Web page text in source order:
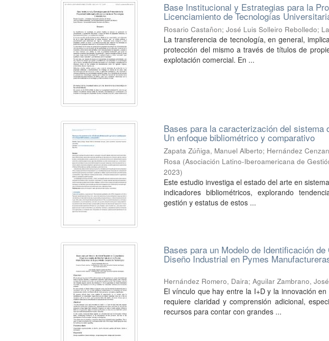
Base Institucional y Estrategias para la
Licenciamiento de Tecnologías
Rosario Castañon;José Luis Solleiro Rebolledo;
La transferencia de tecnología, en general,
protección del mismo a través de títulos de
explotación comercial. En ...
Bases para la caracterización del sistema
Un enfoque bibliométrico y comparativo
Zapata Zúñiga, Manuel Alberto; Hernández
Rosa (Asociación Latino-Iberoamericana de
2023)
Este estudio investiga el estado del arte en
indicadores bibliométricos, explorando
gestión y estatus de estos ...
Bases para un Modelo de Identificación
Diseño Industrial en Pymes
Hernández Romero, Daira;Aguilar Zambrano,
El vínculo que hay entre la I+D y la innovación
requiere claridad y comprensión adicional,
recursos para contar con grandes ...